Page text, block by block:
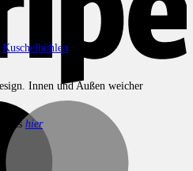
Kuschelhöhlen
Innen und Außen weicher
gibtshier